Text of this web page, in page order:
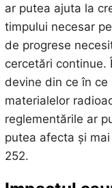
ar putea ajuta la
timpului necesar
de progrese
cercetări continue.
devine din ce în
materialelor
reglementările ar
putea afecta și
252.